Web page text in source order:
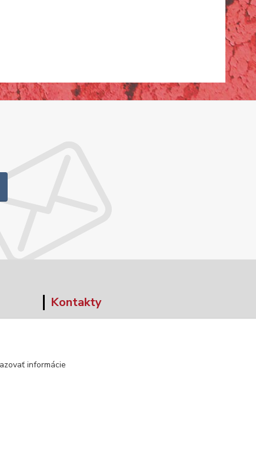
Kontakty
info@norwaywear.sk
informácie